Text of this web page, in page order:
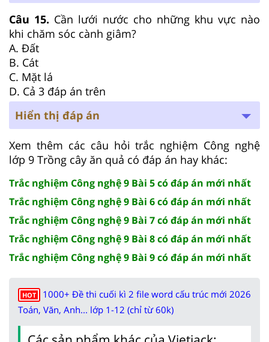
Câu 15. Cần lưới nước cho những khu vực nào
khi chăm sóc cành giâm?
A. Đất
B. Cát
C. Mặt lá
D. Cả 3 đáp án trên
Hiển thị đáp án
Xem thêm các câu hỏi trắc nghiệm Công nghệ
lớp 9 Trồng cây ăn quả có đáp án hay khác:
Trắc nghiệm Công nghệ 9 Bài 5 có đáp án mới nhất
Trắc nghiệm Công nghệ 9 Bài 6 có đáp án mới nhất
Trắc nghiệm Công nghệ 9 Bài 7 có đáp án mới nhất
Trắc nghiệm Công nghệ 9 Bài 8 có đáp án mới nhất
Trắc nghiệm Công nghệ 9 Bài 9 có đáp án mới nhất
HOT
1000+ Đề thi cuối kì 2 file word cấu trúc mới 2026
Toán, Văn, Anh... lớp 1-12 (chỉ từ 60k)